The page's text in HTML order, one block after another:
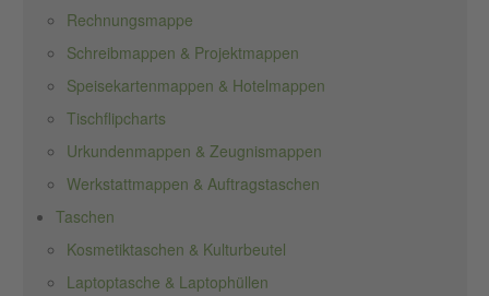
Rechnungsmappe
Schreibmappen & Projektmappen
Speisekartenmappen & Hotelmappen
Tischflipcharts
Urkundenmappen & Zeugnismappen
Werkstattmappen & Auftragstaschen
Taschen
Kosmetiktaschen & Kulturbeutel
Laptoptasche & Laptophüllen